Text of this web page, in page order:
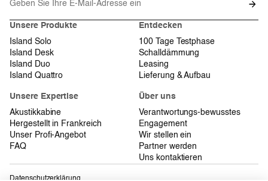
Unsere Produkte
Island Solo
Island Desk
Island Duo
Island Quattro
Entdecken
100 Tage Testphase
Schalldämmung
Leasing
Lieferung & Aufbau
Unsere Expertise
Akustikkabine
Hergestellt in Frankreich
Unser Profi-Angebot
FAQ
Über uns
Verantwortungs-bewusstes
Engagement
Wir stellen ein
Partner werden
Uns kontaktieren
Datenschutzerklärung